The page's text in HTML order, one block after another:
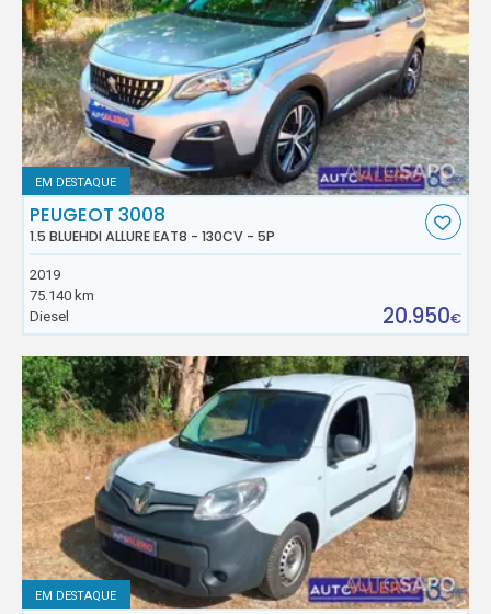
EM DESTAQUE
PEUGEOT 3008
1.5 BLUEHDI ALLURE EAT8 - 130CV - 5P
2019
75.140 km
Diesel
20.950€
EM DESTAQUE